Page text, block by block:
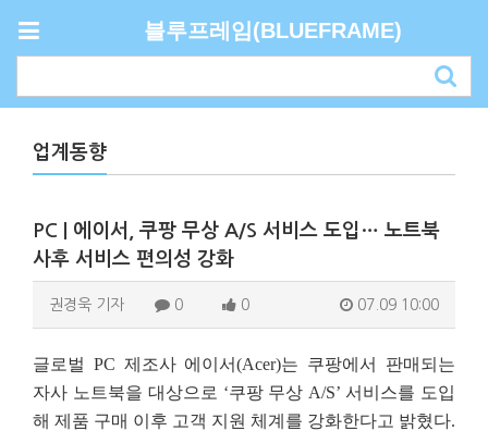
블루프레임(BLUEFRAME)
업계동향
PC | 에이서, 쿠팡 무상 A/S 서비스 도입… 노트북
사후 서비스 편의성 강화
권경욱 기자 0 0 07.09 10:00
글로벌 PC 제조사 에이서(Acer)는 쿠팡에서 판매되는
자사 노트북을 대상으로 ‘쿠팡 무상 A/S’ 서비스를 도입
해 제품 구매 이후 고객 지원 체계를 강화한다고 밝혔다.